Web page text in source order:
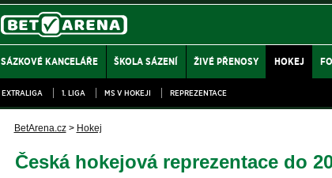
SÁZKOVÉ KANCELÁŘE ŠKOLA SÁZENÍ ŽIVÉ PŘENOSY HOKEJ
EXTRALIGA 1. LIGA MS V HOKEJI REPREZENTACE
BetArena.cz > Hokej
Česká hokejová reprezentace do